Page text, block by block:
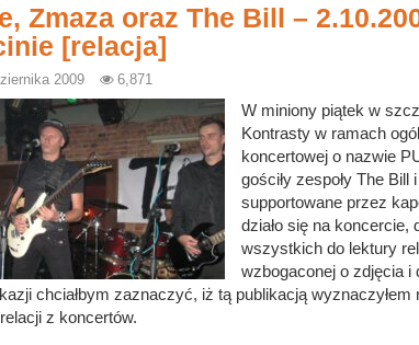
Zmaza oraz The Bill –
[relacja]
2009 6,871
W miniony piątek w
Kontrasty w ramach
koncertowej o nazwie
gościły zespoły The Bill
supportowane przez
działo się na koncercie,
wszystkich do lektury
wzbogaconej o zdjęcia i
chciałbym zaznaczyć, iż tą publikacją wyznaczyłem
z koncertów.